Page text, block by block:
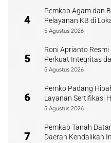
4
Pemkab Agam dan
Pelayanan KB di
5 Agustus 2026
5
Roni Aprianto
Perkuat Integritas
5 Agustus 2026
6
Pemko Padang
Layanan Sertifikasi
5 Agustus 2026
7
Pemkab Tanah
Daerah Kendalikan